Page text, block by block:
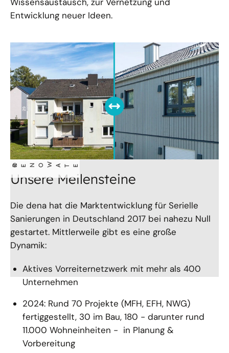
Entwicklung neuer Ideen.
©
RE
NO W ATE
Unsere Meilensteine
Die dena hat die Marktentwicklung für Serielle
Sanierungen in Deutschland 2017 bei nahezu Null
gestartet. Mittlerweile gibt es eine große
Dynamik:
Aktives Vorreiternetzwerk mit mehr als 400
Unternehmen
2024: Rund 70 Projekte (MFH, EFH, NWG)
fertiggestellt, 30 im Bau, 180 - darunter rund
11.000 Wohneinheiten - in Planung &
Vorbereitung